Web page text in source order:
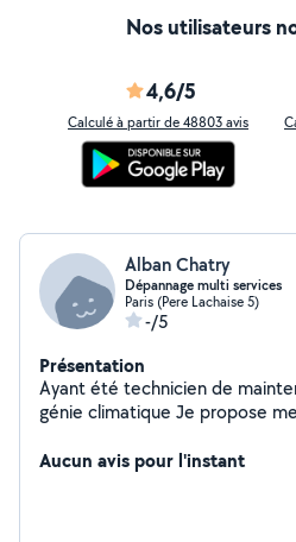
Nos utilisateurs
4,6/5
Calculé à partir de 48803 avis
Alban Chatry
Dépannage multi services
Paris (Pere Lachaise 5)
-/5
Présentation
Ayant été technicien de
génie climatique Je propose
maison(chauffage,électricité,
Aucun avis pour l'instant